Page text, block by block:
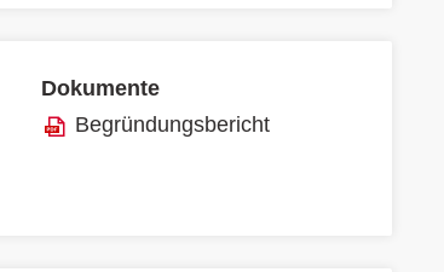
Dokumente
Begründungsbericht